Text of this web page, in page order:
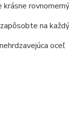
na
oceľ